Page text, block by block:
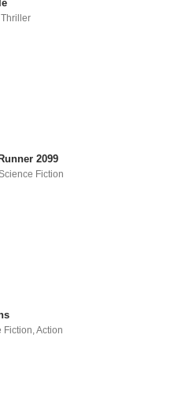
,Thriller
2099
Fiction
Fiction,Action